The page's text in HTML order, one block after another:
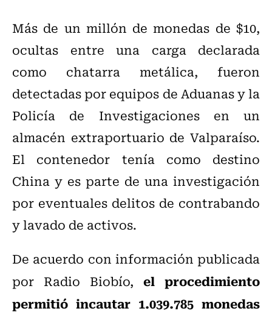
Más de un millón de monedas de $10,
ocultas entre una carga declarada
como chatarra metálica, fueron
detectadas por equipos de Aduanas y la
Policía de Investigaciones en un
almacén extraportuario de Valparaíso.
El contenedor tenía como destino
China y es parte de una investigación
por eventuales delitos de contrabando
y lavado de activos.
De acuerdo con información publicada
por Radio Biobío, el procedimiento
permitió incautar 1.039.785 monedas